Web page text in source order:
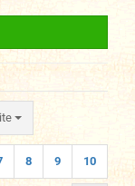
8 9 10